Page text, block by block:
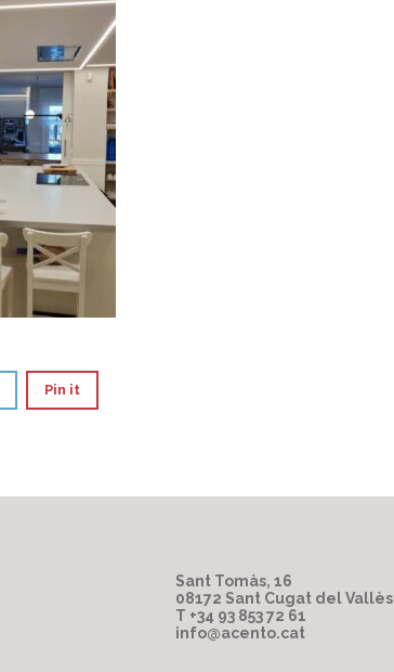
Pin it
Sant Tomàs, 16
08172 Sant Cugat del Vallès
T +34 93 853 72 61
info@acento.cat